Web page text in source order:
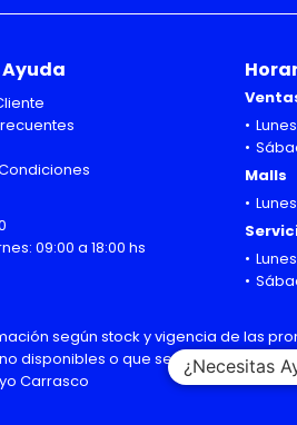
09:00 a 18:00 hs
Malls
según stock y vigencia de las
disponibles o que sean modificadas
Carrasco
¿Necesitas